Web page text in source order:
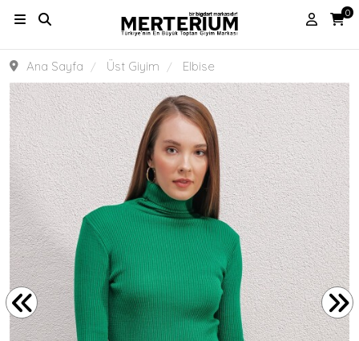
0
Ana Sayfa Üst Giyim Elbise